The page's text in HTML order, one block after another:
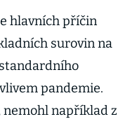
hlavních příčin
surovin na
pandemie.
nemohl například z